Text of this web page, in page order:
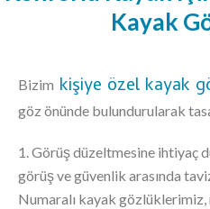
Kayak
Bizim kişiye özel kayak
göz önünde bulundurularak
1. Görüş düzeltmesine ihtiyaç
görüş ve güvenlik arasında
Numaralı kayak gözlüklerimiz,